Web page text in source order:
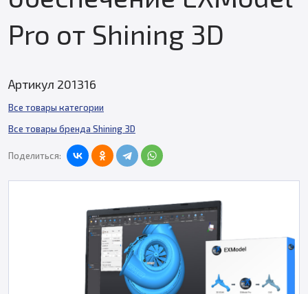
Pro от Shining 3D
Артикул 201316
Все товары категории
Все товары бренда Shining 3D
Поделиться: